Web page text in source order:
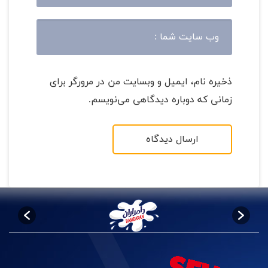
ذخیره نام، ایمیل و وبسایت من در مرورگر برای
زمانی که دوباره دیدگاهی می‌نویسم.